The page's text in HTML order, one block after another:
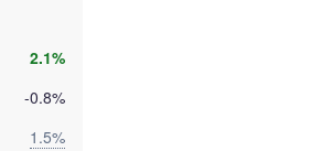
2.1%
-0.8%
1.5%